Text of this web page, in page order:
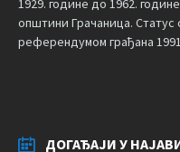
1929. године до 1962.
општини Грачаница. Статус
референдумом грађана
ДОГАЂАЈИ У